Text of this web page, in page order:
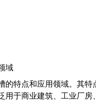
域
的特点和应用领域。其
用于商业建筑、工业厂